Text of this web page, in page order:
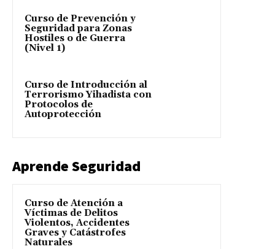
Curso de Prevención y
Seguridad para Zonas
Hostiles o de Guerra
(Nivel 1)
Curso de Introducción al
Terrorismo Yihadista con
Protocolos de
Autoprotección
Aprende Seguridad
Curso de Atención a
Víctimas de Delitos
Violentos, Accidentes
Graves y Catástrofes
Naturales